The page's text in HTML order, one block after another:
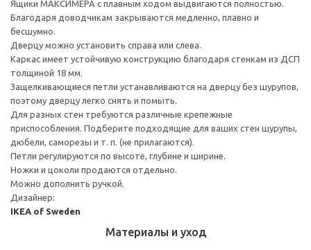
Ящики МАКСИМЕРА с плавным ходом выдвигаются полностью.
Благодаря доводчикам закрываются медленно, плавно и
бесшумно.
Дверцу можно установить справа или слева.
Каркас имеет устойчивую конструкцию благодаря стенкам из ДСП
толщиной 18 мм.
Защелкивающиеся петли устанавливаются на дверцу без шурупов,
поэтому дверцу легко снять и помыть.
Для разных стен требуются различные крепежные
приспособления. Подберите подходящие для ваших стен шурупы,
дюбели, саморезы и т. п. (не прилагаются).
Петли регулируются по высоте, глубине и ширине.
Ножки и цоколи продаются отдельно.
Можно дополнить ручкой.
Дизайнер:
IKEA of Sweden
Материалы и уход